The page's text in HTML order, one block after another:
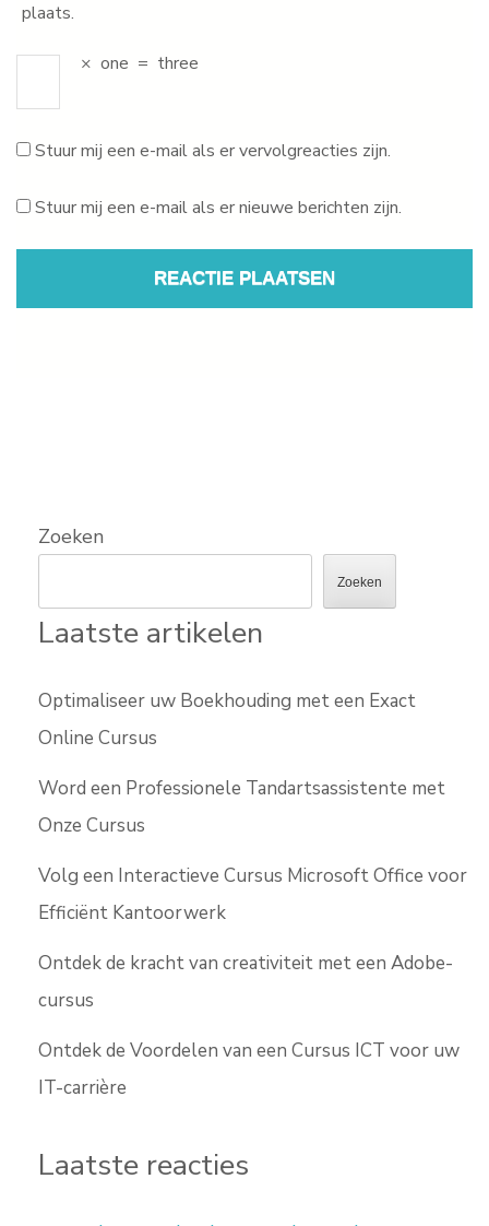
plaats.
× one = three
Stuur mij een e-mail als er vervolgreacties zijn.
Stuur mij een e-mail als er nieuwe berichten zijn.
Zoeken
Zoeken
Laatste artikelen
Optimaliseer uw Boekhouding met een Exact
Online Cursus
Word een Professionele Tandartsassistente met
Onze Cursus
Volg een Interactieve Cursus Microsoft Office voor
Efficiënt Kantoorwerk
Ontdek de kracht van creativiteit met een Adobe-
cursus
Ontdek de Voordelen van een Cursus ICT voor uw
IT-carrière
Laatste reacties